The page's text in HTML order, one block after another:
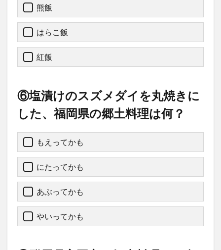
熊飯
はらこ飯
紅飯
⑥塩漬けのスズメダイを丸焼きに
した、福岡県の郷土料理は何？
もえってかも
にたってかも
あぶってかも
やいってかも